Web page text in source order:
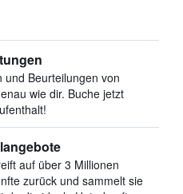
und Beurteilungen von
wie dir. Buche jetzt
auf über 3 Millionen
zurück und sammelt sie